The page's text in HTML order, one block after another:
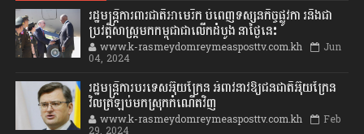
រដ្ឋមន្រ្តីការពារជាតិអាមេរិក បំពេញទស្សនកិច្ចផ្លូវកា រនិងជា
ប្រវត្តិសាស្រ្តមកកម្ពុជាជាលើកដំបូង នាថ្ងៃនេះ
www.k-rasmeydomreymeasposttv.com.kh Jun
04, 2024
រដ្ឋមន្ត្រីការបរទេសអ៊ុយក្រែន អំពាវនាវឱ្យជនជាតិអ៊ុយក្រែន
វិលត្រឡប់មកស្រុកកំណើតវិញ
www.k-rasmeydomreymeasposttv.com.kh Feb